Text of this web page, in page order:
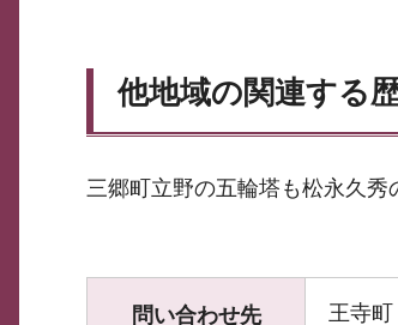
他地域の関連する
三郷町立野の五輪塔も松永久秀
問い合わせ先 王寺